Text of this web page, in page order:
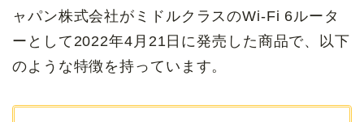
ャパン株式会社がミドルクラスのWi-Fi 6ルータ
ーとして2022年4月21日に発売した商品で、以下
のような特徴を持っています。